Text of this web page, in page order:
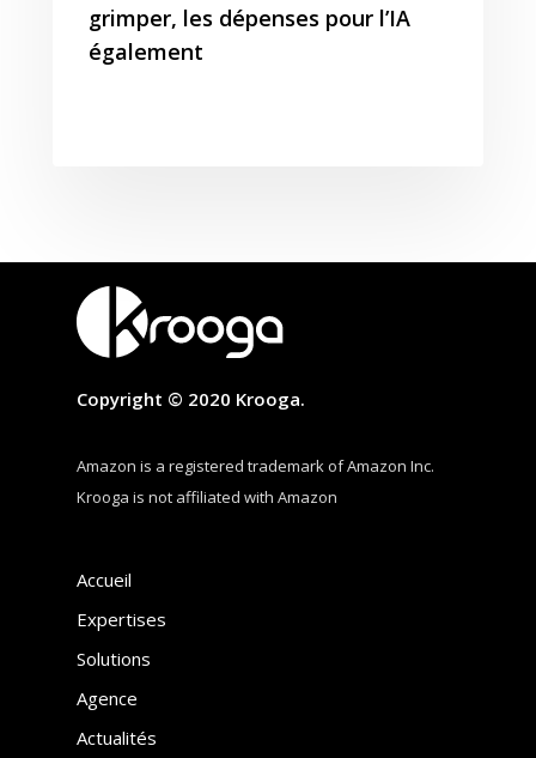
grimper, les dépenses pour l’IA
également
Copyright © 2020 Krooga.
Amazon is a registered trademark of Amazon Inc.
Krooga is not affiliated with Amazon
Accueil
Expertises
Solutions
Agence
Actualités